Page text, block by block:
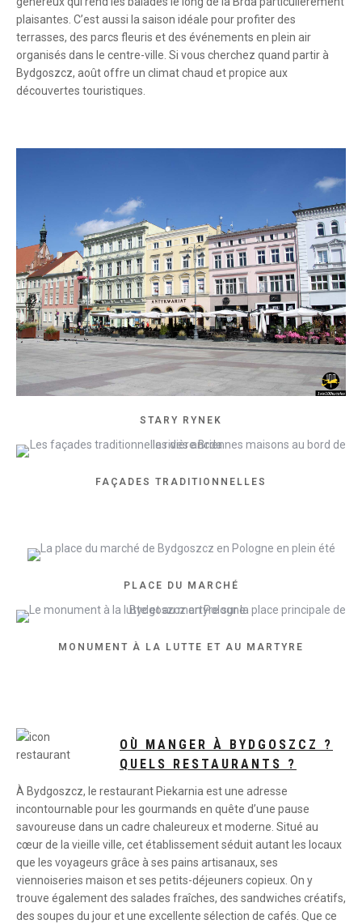
plaisantes. C’est aussi la saison idéale pour profiter des
terrasses, des parcs fleuris et des événements en plein air
organisés dans le centre-ville. Si vous cherchez quand partir à
Bydgoszcz, août offre un climat chaud et propice aux
découvertes touristiques.
STARY RYNEK
FAÇADES TRADITIONNELLES
PLACE DU MARCHÉ
MONUMENT À LA LUTTE ET AU MARTYRE
OÙ MANGER À BYDGOSZCZ ?
QUELS RESTAURANTS ?
À Bydgoszcz, le restaurant Piekarnia est une adresse
incontournable pour les gourmands en quête d’une pause
savoureuse dans un cadre chaleureux et moderne. Situé au
cœur de la vieille ville, cet établissement séduit autant les locaux
que les voyageurs grâce à ses pains artisanaux, ses
viennoiseries maison et ses petits-déjeuners copieux. On y
trouve également des salades fraîches, des sandwiches créatifs,
des soupes du jour et une excellente sélection de cafés. Que ce